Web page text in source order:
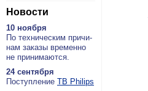
Новости
10 ноября
По тех­ни­че­ским при­чи­
нам за­ка­зы вре­мен­но
не при­ни­ма­ют­ся.
24 сентября
По­ступ­ле­ние ТВ Philips